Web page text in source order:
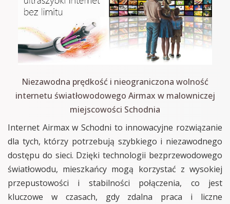
Niezawodna prędkość i nieograniczona wolność
internetu światłowodowego Airmax w malowniczej
miejscowości Schodnia
Internet Airmax w Schodni to innowacyjne rozwiązanie
dla tych, którzy potrzebują szybkiego i niezawodnego
dostępu do sieci. Dzięki technologii bezprzewodowego
światłowodu, mieszkańcy mogą korzystać z wysokiej
przepustowości i stabilności połączenia, co jest
kluczowe w czasach, gdy zdalna praca i liczne